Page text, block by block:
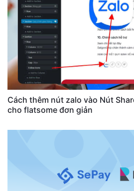
Cách thêm nút zalo vào Nút
cho flatsome đơn giản